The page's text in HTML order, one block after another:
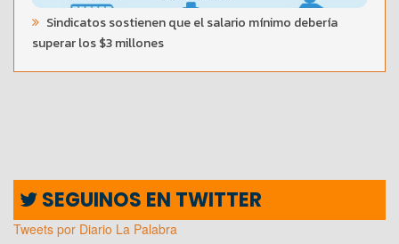
Sindicatos sostienen que el salario mínimo debería
superar los $3 millones
SEGUINOS EN TWITTER
Tweets por Diario La Palabra